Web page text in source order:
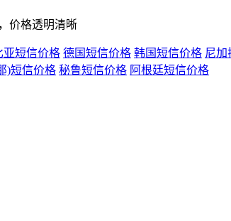
价格透明清晰
亚短信价格 德国短信价格 韩国短信价格 尼加
)短信价格 秘鲁短信价格 阿根廷短信价格